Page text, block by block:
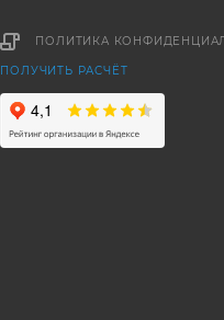
ПОЛИТИКА
ПОЛУЧИТЬ РАСЧЁТ